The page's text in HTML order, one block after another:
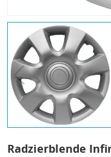
Radzierblende